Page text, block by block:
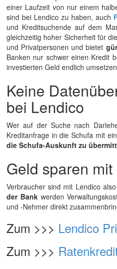
einer Laufzeit von nur einem
sind bei Lendico zu haben, auch
und Kreditsuchende auf dem
gleichzeitig hoher Sicherheit für
und Privatpersonen und bietet
Banken nur schwer einen Kredit
investierten Geld endlich
Keine
bei Lendico
Wer auf der Suche nach
Kreditanfrage in die Schufa mit
die Schufa-Auskunft zu
Geld sparen
Verbraucher sind mit Lendico
der Bankwerden
und -Nehmer direkt
Zum >>> Lendico
Zum >>>